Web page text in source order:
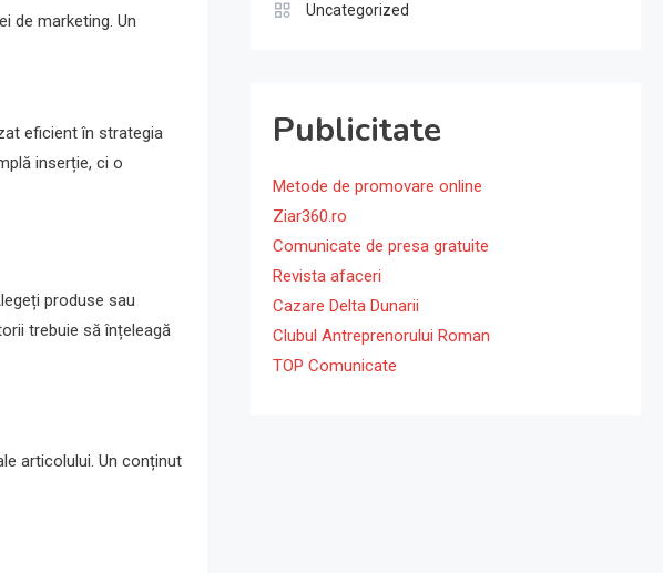
de marketing. Un
eficient în strategia
inserție, ci o
produse sau
trebuie să înțeleagă
articolului. Un conținut
Uncategorized
Publicitate
Metode de promovare online
Ziar360.ro
Comunicate de presa gratuite
Revista afaceri
Cazare Delta Dunarii
Clubul Antreprenorului Roman
TOP Comunicate